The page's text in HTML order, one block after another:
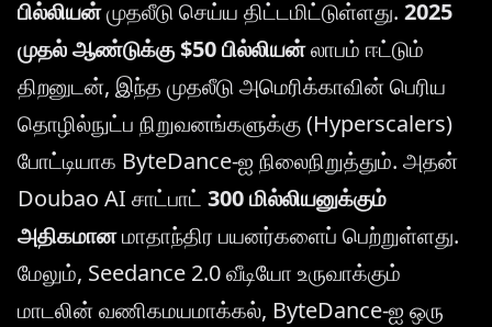
பில்லியன்முதலீடு செய்ய திட்டமிட்டுள்ளது. 2025
முதல் ஆண்டுக்கு $50 பில்லியன்லாபம் ஈட்டும்
திறனுடன், இந்த முதலீடு அமெரிக்காவின் பெரிய
தொழில்நுட்ப நிறுவனங்களுக்கு (Hyperscalers)
போட்டியாக ByteDance-ஐ நிலைநிறுத்தும். அதன்
Doubao AI சாட்பாட் 300 மில்லியனுக்கும்
அதிகமானமாதாந்திர பயனர்களைப் பெற்றுள்ளது.
மேலும், Seedance 2.0 வீடியோ உருவாக்கும்
மாடலின் வணிகமயமாக்கல், ByteDance-ஐ ஒரு